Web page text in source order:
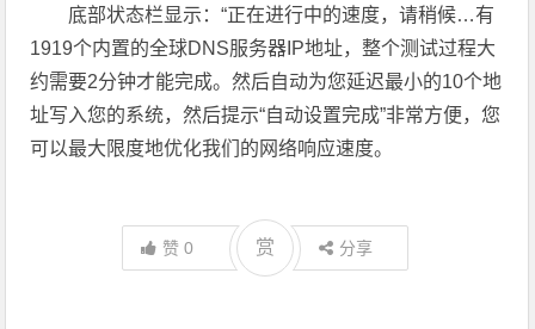
底部状态栏显示：“正在进行中的速度，请稍候…有
1919个内置的全球DNS服务器IP地址，整个测试过程大
约需要2分钟才能完成。然后自动为您延迟最小的10个地
址写入您的系统，然后提示“自动设置完成”非常方便，您
可以最大限度地优化我们的网络响应速度。
赞0 赏 分享